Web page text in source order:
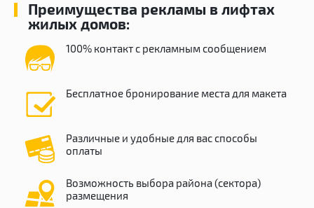
Преимущества рекламы в лифтах
жилых домов:
100% контакт с рекламным сообщением
Бесплатное бронирование места для макета
Различные и удобные для вас способы
оплаты
Возможность выбора района (сектора)
размещения